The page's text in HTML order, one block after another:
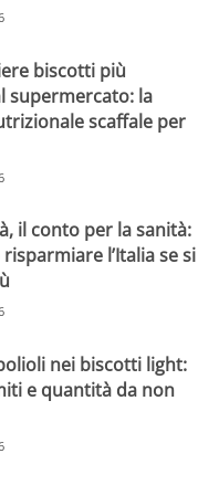
biscotti più
supermercato: la
scaffale per
il conto per la sanità:
l’Italia se si
nei biscotti light:
e quantità da non